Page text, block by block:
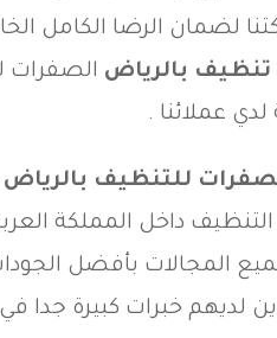
لضمان الرضا الكامل
بالرياض الصفرات
عملائنا .
للتنظيف بالرياض
داخل المملكة
المجالات بأفضل
لديهم خبرات كبيرة جدا